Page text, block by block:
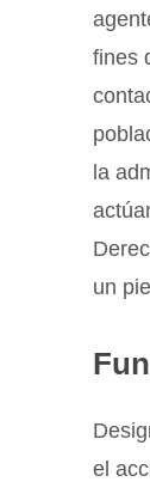
fines
la
un
el